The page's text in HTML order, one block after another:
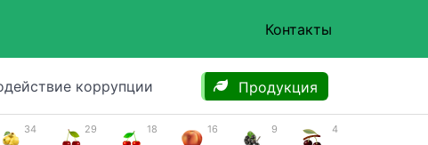
Контакты
коррупции Продукция
34 29 18 16 9 4